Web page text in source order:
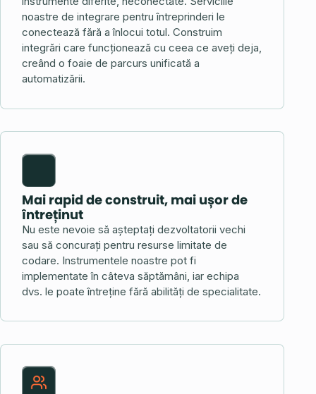
noastre de integrare pentru întreprinderi le
conectează fără a înlocui totul. Construim
integrări care funcționează cu ceea ce aveți deja,
creând o foaie de parcurs unificată a
automatizării.
Mai rapid de construit, mai ușor de
întreținut
Nu este nevoie să așteptați dezvoltatorii vechi
sau să concurați pentru resurse limitate de
codare. Instrumentele noastre pot fi
implementate în câteva săptămâni, iar echipa
dvs. le poate întreține fără abilități de specialitate.